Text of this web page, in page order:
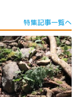
特集記事一覧へ